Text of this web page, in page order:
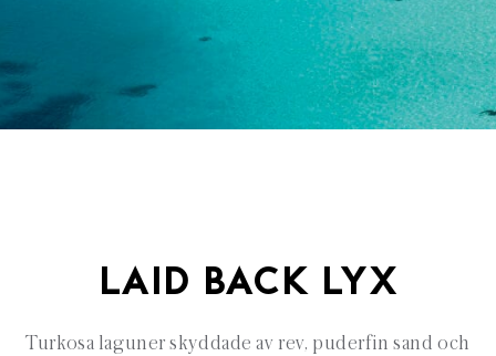
LAID BACK LYX
Turkosa laguner skyddade av rev, puderfin sand och